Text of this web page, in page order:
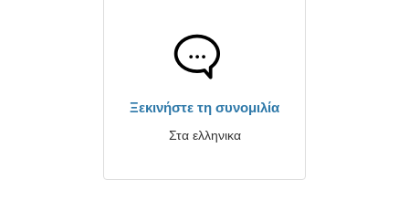
Ξεκινήστε τη συνομιλία
Στα ελληνικα